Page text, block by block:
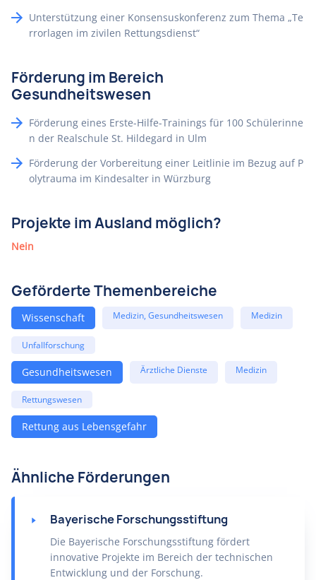
Unterstützung einer Konsensuskonferenz zum Thema „Te
rrorlagen im zivilen Rettungsdienst“
Förderung im Bereich
Gesundheitswesen
Förderung eines Erste-Hilfe-Trainings für 100 Schülerinne
n der Realschule St. Hildegard in Ulm
Förderung der Vorbereitung einer Leitlinie im Bezug auf P
olytrauma im Kindesalter in Würzburg
Projekte im Ausland möglich?
Nein
Geförderte Themenbereiche
Wissenschaft Medizin, Gesundheitswesen Medizin
Unfallforschung
Gesundheitswesen Ärztliche Dienste Medizin
Rettungswesen
Rettung aus Lebensgefahr
Ähnliche Förderungen
Bayerische Forschungsstiftung
Die Bayerische Forschungsstiftung fördert
innovative Projekte im Bereich der technischen
Entwicklung und der Forschung.